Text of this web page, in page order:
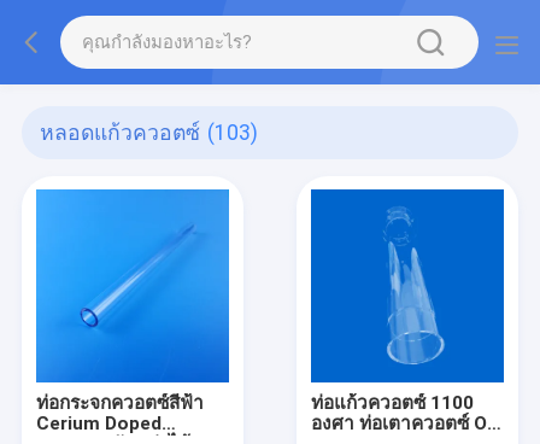
หลอดแก้วควอตซ์ (103)
ท่อกระจกควอตซ์สีฟ้า
Cerium Doped
ท่อแก้วควอตซ์ 1100
องศา ท่อเตาควอตซ์ OD